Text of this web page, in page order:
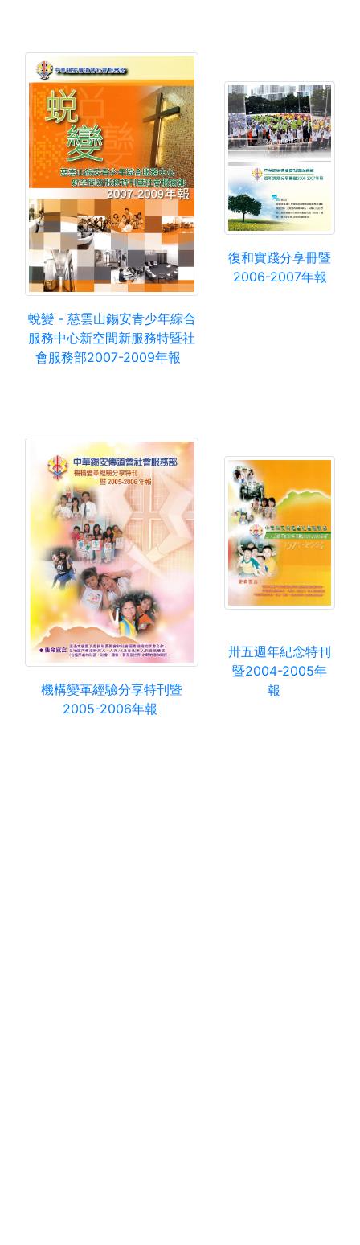
蛻變 - 慈雲山錫安青少年綜合
服務中心新空間新服務特暨社
會服務部2007-2009年報
復和實踐分享冊暨
2006-2007年報
機構變革經驗分享特刊暨
2005-2006年報
卅五週年紀念特刊
暨2004-2005年
報